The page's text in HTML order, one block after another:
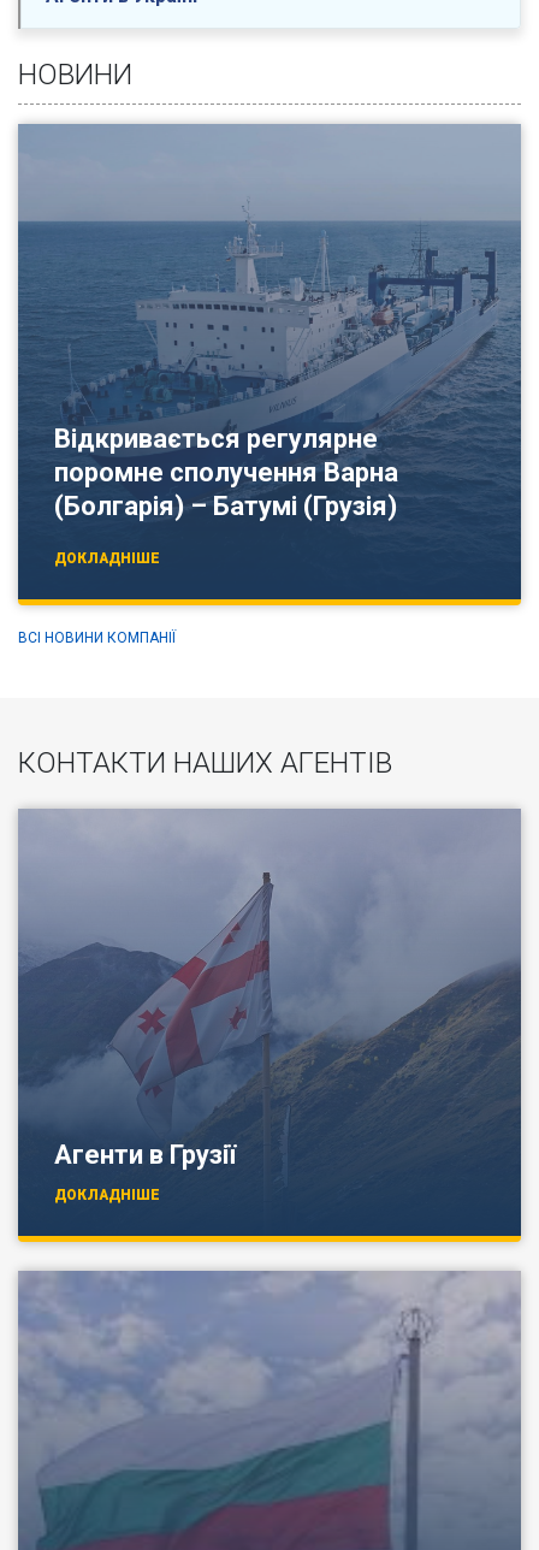
НОВИНИ
Відкривається регулярне
поромне сполучення Варна
(Болгарія) – Батумі (Грузія)
ДОКЛАДНІШЕ
ВСІ НОВИНИ КОМПАНІЇ
КОНТАКТИ НАШИХ АГЕНТІВ
Агенти в Грузії
ДОКЛАДНІШЕ